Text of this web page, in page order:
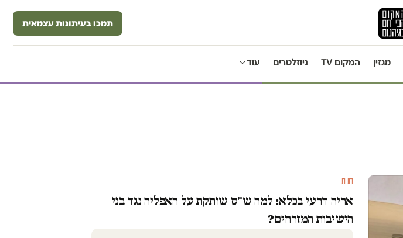
תמכו בעיתונות עצמאית
מגזין המקום TV ניוזלטרים עוד
דעות
אריה דרעי בכלא: למה ש"ס שותקת על האפליה נגד בני
הישיבות המזרחים?